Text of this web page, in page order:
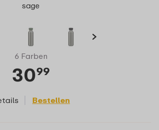
sage
6 Farben
3099
Bestellen